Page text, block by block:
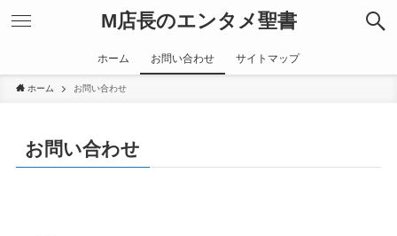
M店長のエンタメ聖書
ホーム お問い合わせ サイトマップ
ホーム お問い合わせ
お問い合わせ